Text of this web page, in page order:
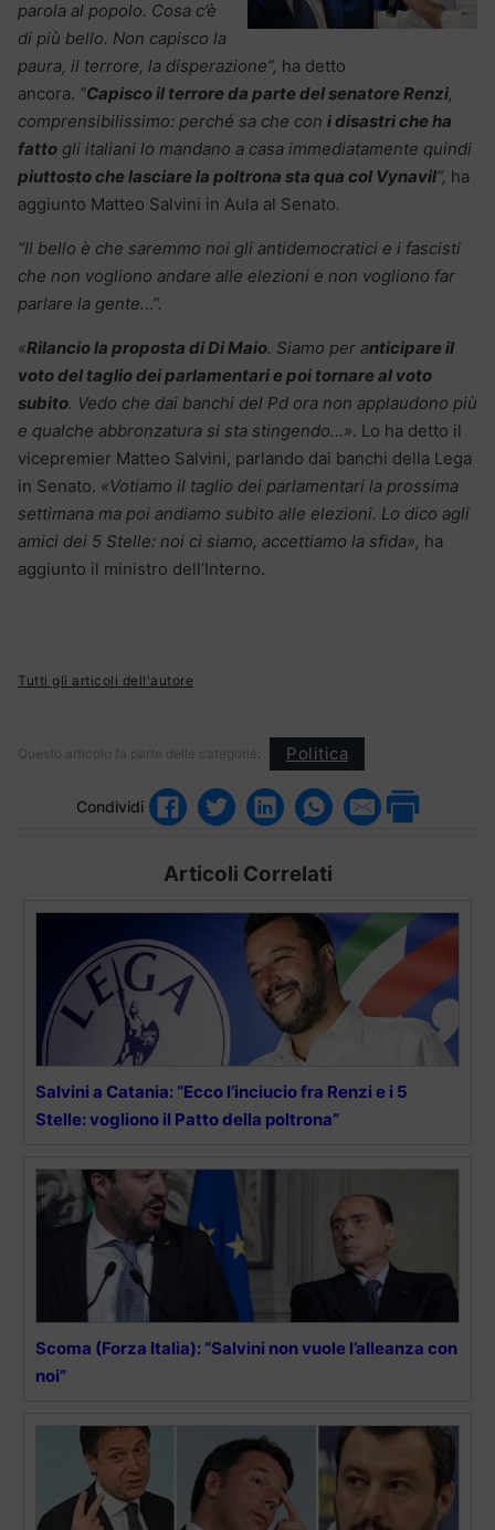
parola al popolo. Cosa c’è
di più bello. Non capisco la
paura, il terrore, la disperazione”, ha detto
ancora. “Capisco il terrore da parte del senatore Renzi,
comprensibilissimo: perché sa che con i disastri che ha
fatto gli italiani lo mandano a casa immediatamente quindi
piuttosto che lasciare la poltrona sta qua col Vynavil“, ha
aggiunto Matteo Salvini in Aula al Senato.
“Il bello è che saremmo noi gli antidemocratici e i fascisti
che non vogliono andare alle elezioni e non vogliono far
parlare la gente…”.
«Rilancio la proposta di Di Maio. Siamo per anticipare il
voto del taglio dei parlamentari e poi tornare al voto
subito. Vedo che dai banchi del Pd ora non applaudono più
e qualche abbronzatura si sta stingendo…». Lo ha detto il
vicepremier Matteo Salvini, parlando dai banchi della Lega
in Senato. «Votiamo il taglio dei parlamentari la prossima
settimana ma poi andiamo subito alle elezioni. Lo dico agli
amici dei 5 Stelle: noi ci siamo, accettiamo la sfida», ha
aggiunto il ministro dell’Interno.
Tutti gli articoli dell'autore
Questo articolo fa parte delle categorie: Politica
Condividi
Articoli Correlati
Salvini a Catania: “Ecco l’inciucio fra Renzi e i 5
Stelle: vogliono il Patto della poltrona”
Scoma (Forza Italia): “Salvini non vuole l’alleanza con
noi”